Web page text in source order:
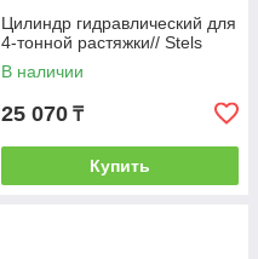
Цилиндр гидравлический для
4-тонной растяжки// Stels
В наличии
25 070 ₸
Купить